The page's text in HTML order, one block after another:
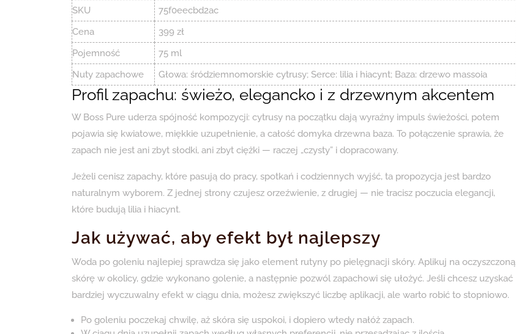
SKU
75f0eecbd2ac
Cena
399 zł
Pojemność
75 ml
Nuty zapachowe
Głowa: śródziemnomorskie cytrusy; Serce: lilia i hiacynt; Baza: drzewo massoia
Profil zapachu: świeżo, elegancko i z drzewnym akcentem
W Boss Pure uderza spójność kompozycji: cytrusy na początku dają wyraźny impuls świeżości, potem
pojawia się kwiatowe, miękkie uzupełnienie, a całość domyka drzewna baza. To połączenie sprawia, że
zapach nie jest ani zbyt słodki, ani zbyt ciężki — raczej „czysty” i dopracowany.
Jeżeli cenisz zapachy, które pasują do pracy, spotkań i codziennych wyjść, ta propozycja jest bardzo
naturalnym wyborem. Z jednej strony czujesz orzeźwienie, z drugiej — nie tracisz poczucia elegancji,
które budują lilia i hiacynt.
Jak używać, aby efekt był najlepszy
Woda po goleniu najlepiej sprawdza się jako element rutyny po pielęgnacji skóry. Aplikuj na oczyszczoną
skórę w okolicy, gdzie wykonano golenie, a następnie pozwól zapachowi się ułożyć. Jeśli chcesz uzyskać
bardziej wyczuwalny efekt w ciągu dnia, możesz zwiększyć liczbę aplikacji, ale warto robić to stopniowo.
Po goleniu poczekaj chwilę, aż skóra się uspokoi, i dopiero wtedy nałóż zapach.